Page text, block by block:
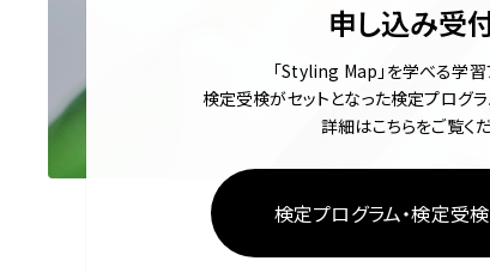
申し込み受
「Styling Map」を学べる学
検定受検がセットとなった検定プログラ
詳細はこちらをご覧くだ
検定プログラム・検定受